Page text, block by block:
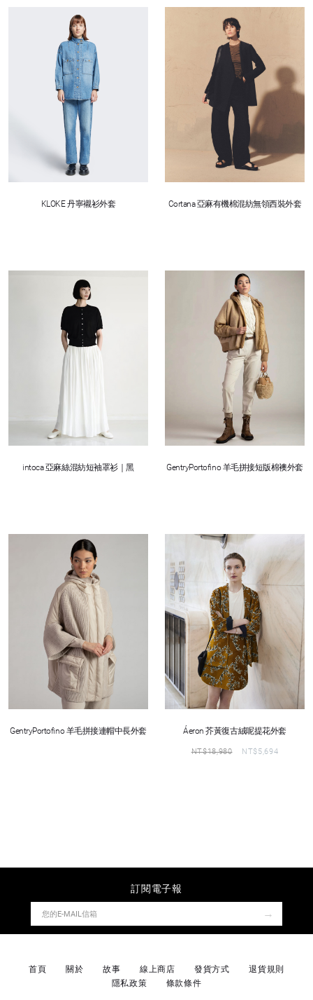
KLOKE 丹寧襯衫外套 Cortana 亞麻有機棉混紡無領西裝外套
intoca 亞麻絲混紡短袖罩衫｜黑 GentryPortofino 羊毛拼接短版棉襖外套
GentryPortofino 羊毛拼接連帽中長外套 Áeron 芥黃復古絨呢提花外套
NT$18,980 NT$5,694
訂閱電子報
→
首頁 關於 故事 線上商店 發貨方式
退貨規則
隱私政策
條款條件